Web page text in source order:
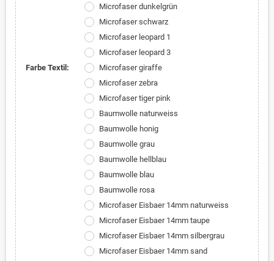
Farbe Textil:
Microfaser dunkelgrün
Microfaser schwarz
Microfaser leopard 1
Microfaser leopard 3
Microfaser giraffe
Microfaser zebra
Microfaser tiger pink
Baumwolle naturweiss
Baumwolle honig
Baumwolle grau
Baumwolle hellblau
Baumwolle blau
Baumwolle rosa
Microfaser Eisbaer 14mm naturweiss
Microfaser Eisbaer 14mm taupe
Microfaser Eisbaer 14mm silbergrau
Microfaser Eisbaer 14mm sand